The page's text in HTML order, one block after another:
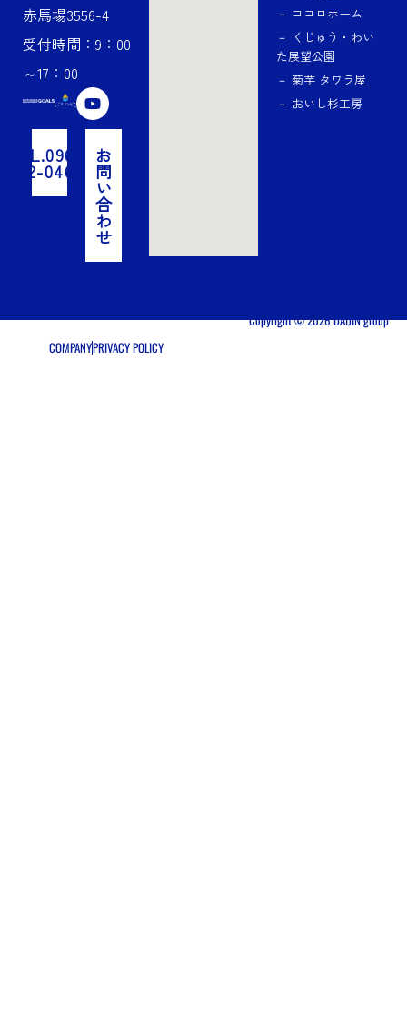
赤馬場3556-4
受付時間：9：00
～17：00
Y
o
u
u
b
e
TEL.0967-
42-0463
お
問
い
合
わ
せ
－ ココロホーム
－ くじゅう・わい
た展望公園
－ 菊芋 タワラ屋
－ おいし杉工房
COMPANYPRIVACY POLICY
Copyright © 2026 DAIJIN group